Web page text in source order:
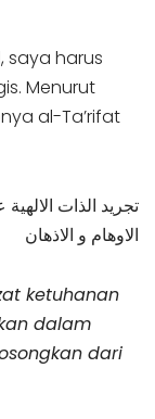
harus
Menurut
al-Ta’rifat
تجريد الذات
الاوهام و الاذهان
ketuhanan
dalam
dari